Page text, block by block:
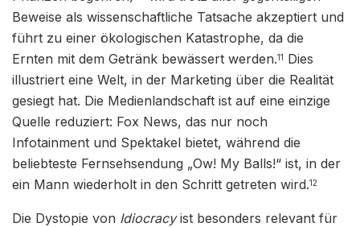
Beweise als wissenschaftliche Tatsache akzeptiert und
führt zu einer ökologischen Katastrophe, da die
Ernten mit dem Getränk bewässert werden.11 Dies
illustriert eine Welt, in der Marketing über die Realität
gesiegt hat. Die Medienlandschaft ist auf eine einzige
Quelle reduziert: Fox News, das nur noch
Infotainment und Spektakel bietet, während die
beliebteste Fernsehsendung „Ow! My Balls!“ ist, in der
ein Mann wiederholt in den Schritt getreten wird.12
Die Dystopie von Idiocracyist besonders relevant für